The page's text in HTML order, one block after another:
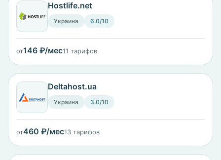
Hostlife.net
Украина 6.0/10
от146 ₽/мес11 тарифов
Deltahost.ua
Украина 3.0/10
от460 ₽/мес13 тарифов